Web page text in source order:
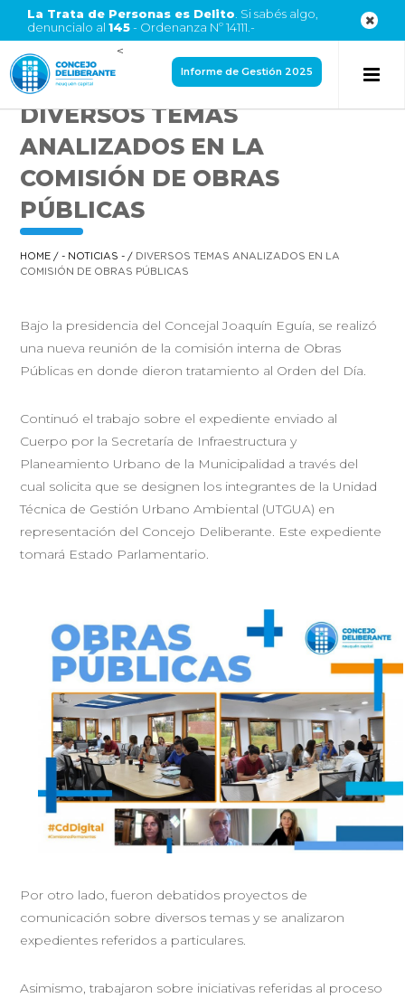
La Trata de Personas es Delito . Si sabés algo,
denuncialo al 145- Ordenanza Nº 14111.-
<
Informe de Gestión 2025
DIVERSOS TEMAS
ANALIZADOS EN LA
COMISIÓN DE OBRAS
PÚBLICAS
HOME /- NOTICIAS - / DIVERSOS TEMAS ANALIZADOS EN LA
COMISIÓN DE OBRAS PÚBLICAS
Bajo la presidencia del Concejal Joaquín Eguía, se realizó
una nueva reunión de la comisión interna de Obras
Públicas en donde dieron tratamiento al Orden del Día.
Continuó el trabajo sobre el expediente enviado al
Cuerpo por la Secretaría de Infraestructura y
Planeamiento Urbano de la Municipalidad a través del
cual solicita que se designen los integrantes de la Unidad
Técnica de Gestión Urbano Ambiental (UTGUA) en
representación del Concejo Deliberante. Este expediente
tomará Estado Parlamentario.
Por otro lado, fueron debatidos proyectos de
comunicación sobre diversos temas y se analizaron
expedientes referidos a particulares.
Asimismo, trabajaron sobre iniciativas referidas al proceso